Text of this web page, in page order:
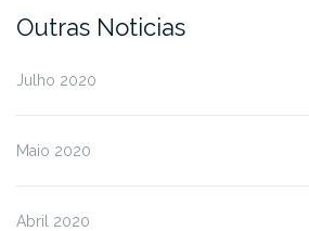
Outras Noticias
Julho 2020
Maio 2020
Abril 2020